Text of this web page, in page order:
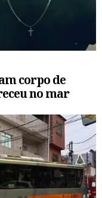
corpo de
no mar